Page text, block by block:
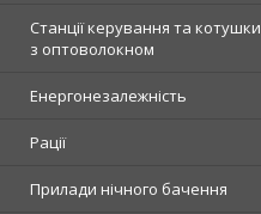
Станції керування та котушки
з оптоволокном
Енергонезалежність
Рації
Прилади нічного бачення